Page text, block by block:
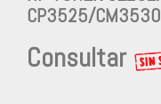
CP3525/
Consultar